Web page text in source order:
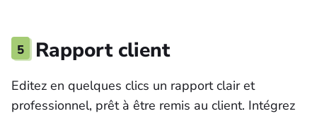
5 Rapport client
Editez en quelques clics un rapport clair et
professionnel, prêt à être remis au client. Intégrez